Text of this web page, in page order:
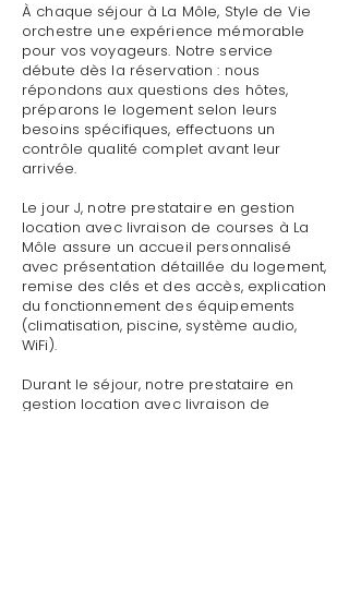
À chaque séjour à La Môle, Style de Vie
orchestre une expérience mémorable
pour vos voyageurs. Notre service
débute dès la réservation : nous
répondons aux questions des hôtes,
préparons le logement selon leurs
besoins spécifiques, effectuons un
contrôle qualité complet avant leur
arrivée.
Le jour J, notre prestataire en gestion
location avec livraison de courses à La
Môle assure un accueil personnalisé
avec présentation détaillée du logement,
remise des clés et des accès, explication
du fonctionnement des équipements
(climatisation, piscine, système audio,
WiFi).
Durant le séjour, notre prestataire en
gestion location avec livraison de